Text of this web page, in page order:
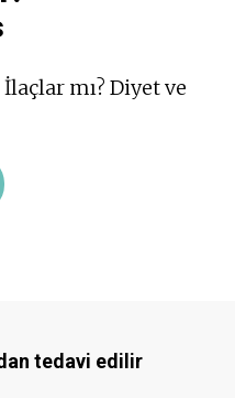
mı? Diyet ve
tedavi edilir